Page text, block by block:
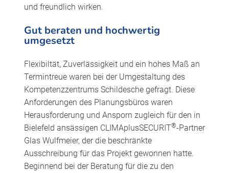
und freundlich wirken.
Gut beraten und hochwertig
umgesetzt
Flexibiltät, Zuverlässigkeit und ein hohes Maß an
Termintreue waren bei der Umgestaltung des
Kompetenzzentrums Schildesche gefragt. Diese
Anforderungen des Planungsbüros waren
Herausforderung und Ansporn zugleich für den in
Bielefeld ansässigen CLIMAplusSECURIT®-Partner
Glas Wulfmeier, der die beschränkte
Ausschreibung für das Projekt gewonnen hatte.
Beginnend bei der Beratung für die zu den